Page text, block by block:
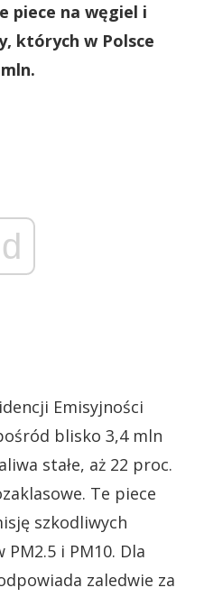
piece na węgiel i
których w Polsce
Emisyjności
blisko 3,4 mln
stałe, aż 22 proc.
Te piece
szkodliwych
i PM10. Dla
zaledwie za